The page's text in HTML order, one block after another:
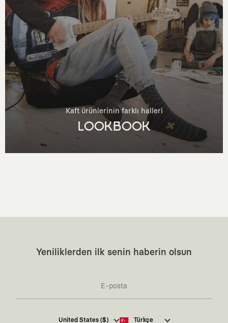
Kaft ürünlerinin farklı halleri
LOOKBOOK
Yeniliklerden ilk senin haberin olsun
Kaft Tasarım Tekstil Sanayi ve Ticaret Anonim
United States ($) Türkçe